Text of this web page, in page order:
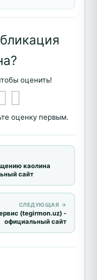
оценить!
оценку первым.
каолина
сайт
СЛЕДУЮЩАЯ →
(tegirmon.uz) -
официальный сайт